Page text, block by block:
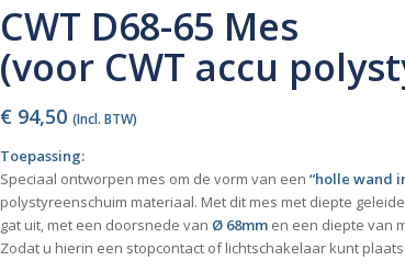
CWT D68-65 Mes
(voor CWT accu
€ 94,50 (Incl. BTW)
Toepassing:
Speciaal ontworpen mes om de vorm van een“holle wand
polystyreenschuim materiaal. Met dit mes met diepte
gat uit, met een doorsnede van Ø 68mm en een diepte van
Zodat u hierin een stopcontact of lichtschakelaar kunt